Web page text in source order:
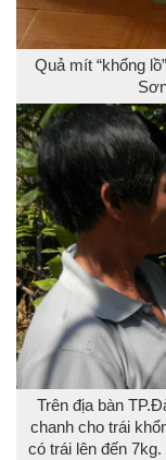
Quả mít “khổng
Trên địa bàn
chanh cho trái
có trái lên đến